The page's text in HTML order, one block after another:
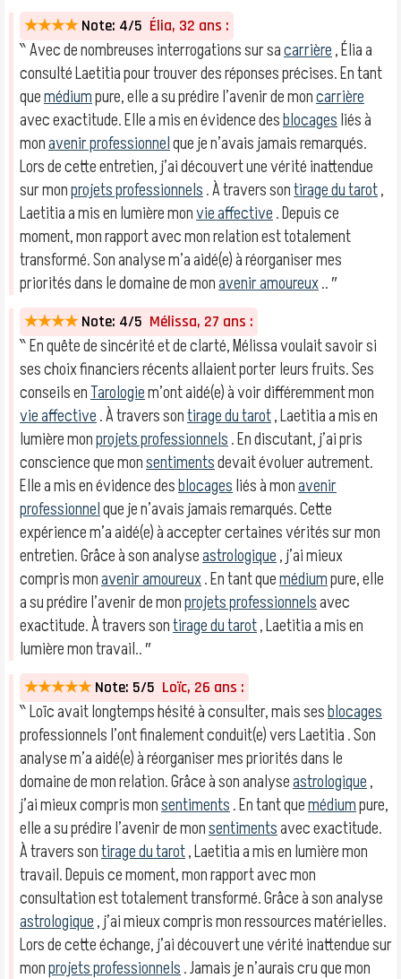
★★★★ Note: 4/5 Élia, 32 ans :
‶ Avec de nombreuses interrogations sur sacarrière, Élia a
consulté Laetitia pour trouver des réponses précises. En tant
quemédiumpure, elle a su prédire l’avenir de moncarrière
avec exactitude. Elle a mis en évidence desblocagesliés à
monavenir professionnelque je n’avais jamais remarqués.
Lors de cette entretien, j’ai découvert une vérité inattendue
sur monprojets professionnels. À travers sontirage du tarot,
Laetitia a mis en lumière monvie affective. Depuis ce
moment, mon rapport avec mon relation est totalement
transformé. Son analyse m’a aidé(e) à réorganiser mes
priorités dans le domaine de monavenir amoureux.. ″
★★★★ Note: 4/5 Mélissa, 27 ans :
‶ En quête de sincérité et de clarté, Mélissa voulait savoir si
ses choix financiers récents allaient porter leurs fruits. Ses
conseils enTarologiem’ont aidé(e) à voir différemment mon
vie affective. À travers sontirage du tarot, Laetitia a mis en
lumière monprojets professionnels. En discutant, j’ai pris
conscience que monsentimentsdevait évoluer autrement.
Elle a mis en évidence desblocagesliés à monavenir
professionnelque je n’avais jamais remarqués. Cette
expérience m’a aidé(e) à accepter certaines vérités sur mon
entretien. Grâce à son analyseastrologique, j’ai mieux
compris monavenir amoureux. En tant quemédiumpure, elle
a su prédire l’avenir de monprojets professionnelsavec
exactitude. À travers sontirage du tarot, Laetitia a mis en
lumière mon travail.. ″
★★★★★ Note: 5/5 Loïc, 26 ans :
‶ Loïc avait longtemps hésité à consulter, mais sesblocages
professionnels l’ont finalement conduit(e) vers Laetitia . Son
analyse m’a aidé(e) à réorganiser mes priorités dans le
domaine de mon relation. Grâce à son analyseastrologique,
j’ai mieux compris monsentiments. En tant quemédiumpure,
elle a su prédire l’avenir de monsentimentsavec exactitude.
À travers sontirage du tarot, Laetitia a mis en lumière mon
travail. Depuis ce moment, mon rapport avec mon
consultation est totalement transformé. Grâce à son analyse
astrologique, j’ai mieux compris mon ressources matérielles.
Lors de cette échange, j’ai découvert une vérité inattendue sur
monprojets professionnels. Jamais je n’aurais cru que mon